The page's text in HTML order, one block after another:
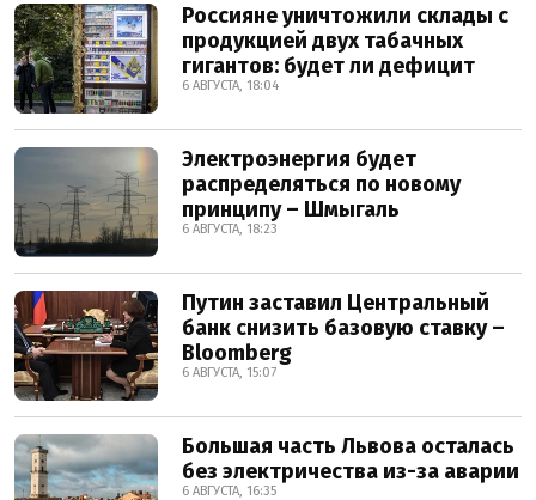
Россияне уничтожили склады с
продукцией двух табачных
гигантов: будет ли дефицит
6 АВГУСТА, 18:04
Электроэнергия будет
распределяться по новому
принципу – Шмыгаль
6 АВГУСТА, 18:23
Путин заставил Центральный
банк снизить базовую ставку –
Bloomberg
6 АВГУСТА, 15:07
Большая часть Львова осталась
без электричества из-за аварии
6 АВГУСТА, 16:35